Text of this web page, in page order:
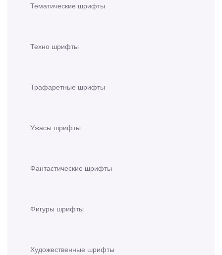
Тематические шрифты
Техно шрифты
Трафаретные шрифты
Ужасы шрифты
Фантастические шрифты
Фигуры шрифты
Художественные шрифты